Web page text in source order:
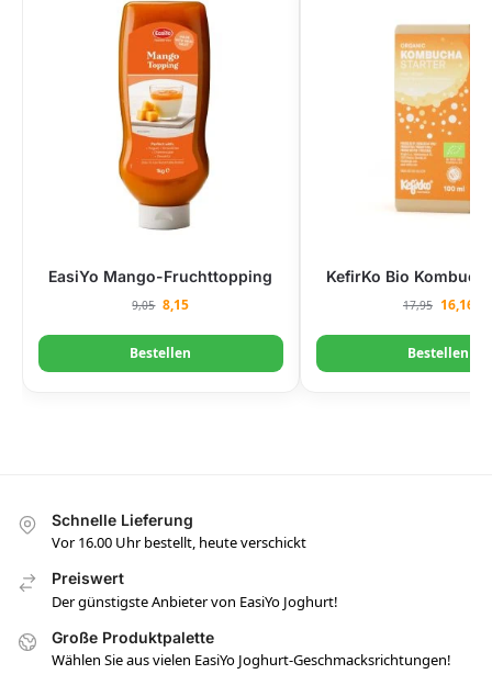
EasiYo Mango-Fruchttopping
9,05 8,15
Bestellen
KefirKo Bio
17,95 16,16
Bestellen
Schnelle Lieferung
Vor 16.00 Uhr bestellt, heute verschickt
Preiswert
Der günstigste Anbieter von EasiYo Joghurt!
Große Produktpalette
Wählen Sie aus vielen EasiYo Joghurt-Geschmacksrichtungen!